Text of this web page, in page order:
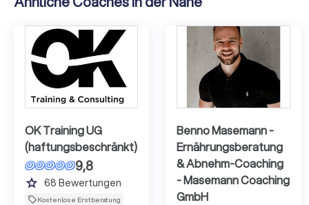
OK Training UG
(haftungsbeschränkt)
9,8
grade 68 Bewertungen
Kostenlose Erstberatung
Benno Masemann -
Ernährungsberatung
& Abnehm-Coaching
- Masemann Coaching
GmbH